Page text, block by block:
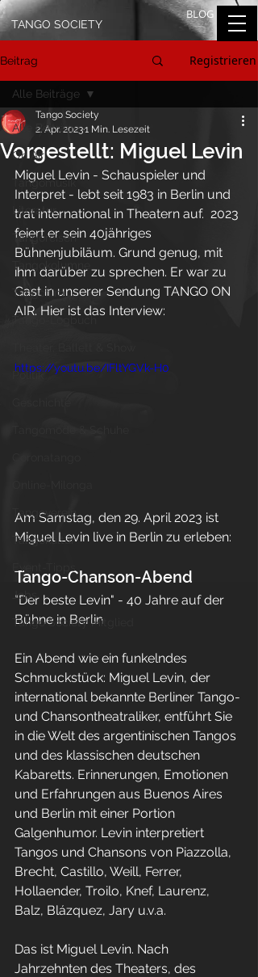
BLOG
TANGO SOCIETY
Beitrag Registrieren
Alle Beiträge
On Air
Tangomusik
Literatur
Tangoreisen
Tangokolumne
Tangofilm
Tango-Logbuch
Politik
Tangoverein
Tangokultur
Jobs
Tango Society Mitglied
Alle Beiträge
Vorgestellt: Miguel Levin
Tango Society
2. Apr. 20231 Min. Lesezeit
Miguel Levin - Schauspieler und
Interpret - lebt seit 1983 in Berlin und
trat international in Theatern auf.  2023
feiert er sein 40jähriges
Bühnenjubiläum. Grund genug, mit
ihm darüber zu sprechen. Er war zu
Gast in unserer Sendung TANGO ON
AIR. Hier ist das Interview:
https://youtu.be/IFltYGVk-H0
Am Samstag, den 29. April 2023 ist
Miguel Levin live in Berlin zu erleben:
Tango-Chanson-Abend
"Der beste Levin" - 40 Jahre auf der
Bühne in Berlin
Ein Abend wie ein funkelndes
Schmuckstück: Miguel Levin, der
international bekannte Berliner Tango-
und Chansontheatraliker, entführt Sie
in die Welt des argentinischen Tangos
und des klassischen deutschen
Kabaretts. Erinnerungen, Emotionen
und Erfahrungen aus Buenos Aires
und Berlin mit einer Portion
Galgenhumor. Levin interpretiert
Tangos und Chansons von Piazzolla,
Brecht, Castillo, Weill, Ferrer,
Hollaender, Troilo, Knef, Laurenz,
Balz, Blázquez, Jary u.v.a.
Das ist Miguel Levin. Nach
Jahrzehnten des Theaters, des